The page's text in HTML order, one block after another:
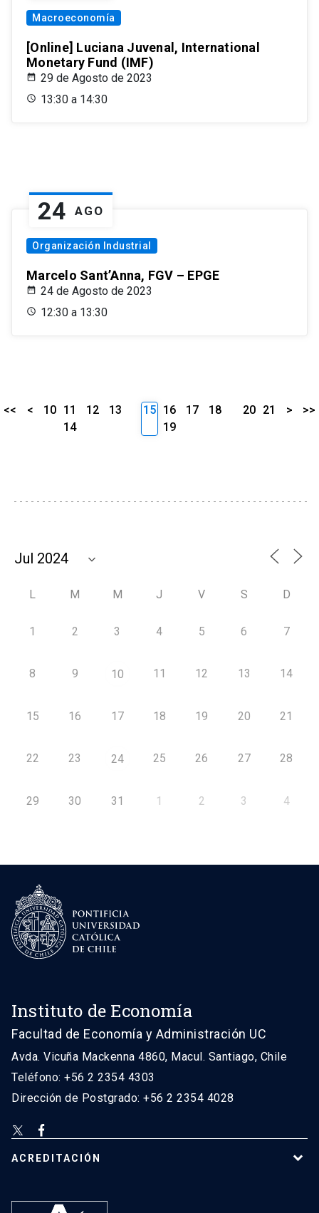
Macroeconomía
[Online] Luciana Juvenal, International
Monetary Fund (IMF)
29 de Agosto de 2023
13:30 a 14:30
24 AGO
Organización Industrial
Marcelo Sant’Anna, FGV – EPGE
24 de Agosto de 2023
12:30 a 13:30
<< < 10 11 12
13
14
15 16 17
18
19
20 21 > >>
L M M J V S D
1 2 3 4 5 6 7
8 9 10 11 12 13 14
15 16 17 18 19 20 21
22 23 24 25 26 27 28
29 30 31 1 2 3 4
Instituto de Economía
Facultad de Economía y Administración UC
Avda. Vicuña Mackenna 4860, Macul. Santiago, Chile
Teléfono: +56 2 2354 4303
Dirección de Postgrado: +56 2 2354 4028
ACREDITACIÓN